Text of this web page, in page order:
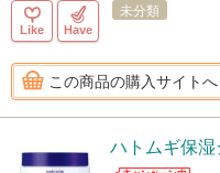
Like Have
未分類
この商品の購入サイトへ
ハトムギ保湿